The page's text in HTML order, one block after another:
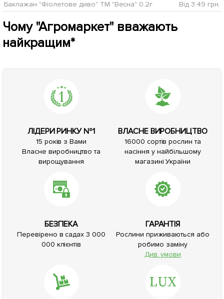
Баклажан "Фіолетове диво" ТМ "Весна" 0.2г
Від 3.49 грн.
Чому "Агромаркет" вважають
найкращим*
ЛІДЕРИ РИНКУ №1
15 років з Вами
Власне виробництво та
вирощування
ВЛАСНЕ ВИРОБНИЦТВО
16000 сортів рослин та
насіння у найбільшому
магазині України
БЕЗПЕКА
Перевірено в садах 3 000
000 клієнтів
ГАРАНТІЯ
Рослини приживаються або
робимо заміну
Див. умови